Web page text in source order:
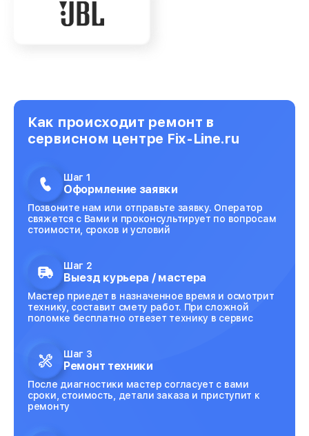
Как происходит ремонт в
сервисном центре Fix-Line.ru
Шаг 1
Оформление заявки
Позвоните нам или отправьте заявку. Оператор
свяжется с Вами и проконсультирует по вопросам
стоимости, сроков и условий
Шаг 2
Выезд курьера / мастера
Мастер приедет в назначенное время и осмотрит
технику, составит смету работ. При сложной
поломке бесплатно отвезет технику в сервис
Шаг 3
Ремонт техники
После диагностики мастер согласует с вами
сроки, стоимость, детали заказа и приступит к
ремонту